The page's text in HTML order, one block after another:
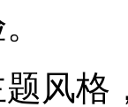
风格